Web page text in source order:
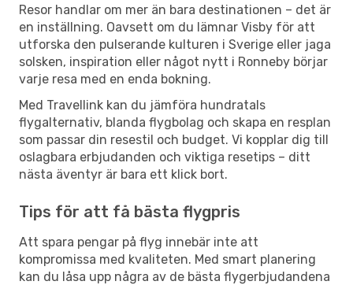
Resor handlar om mer än bara destinationen – det är
en inställning. Oavsett om du lämnar Visby för att
utforska den pulserande kulturen i Sverige eller jaga
solsken, inspiration eller något nytt i Ronneby börjar
varje resa med en enda bokning.
Med Travellink kan du jämföra hundratals
flygalternativ, blanda flygbolag och skapa en resplan
som passar din resestil och budget. Vi kopplar dig till
oslagbara erbjudanden och viktiga resetips – ditt
nästa äventyr är bara ett klick bort.
Tips för att få bästa flygpris
Att spara pengar på flyg innebär inte att
kompromissa med kvaliteten. Med smart planering
kan du låsa upp några av de bästa flygerbjudandena